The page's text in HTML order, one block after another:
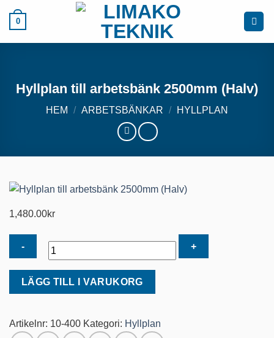
Skip
0
Hyllplan till arbetsbänk 2500mm (Halv)
HEM / ARBETSBÄNKAR / HYLLPLAN
1,480.00kr
Hyllplan
2500mm
(Halv)
LÄGG TILL I VARUKORG
Artikelnr: 10-400 Kategori: Hyllplan